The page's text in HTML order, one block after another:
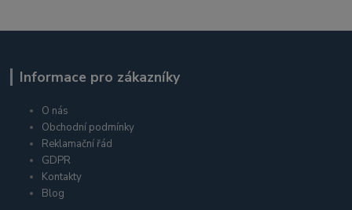
Informace pro zákazníky
O nás
Obchodní podmínky
Reklamační řád
GDPR
Kontakty
Blog